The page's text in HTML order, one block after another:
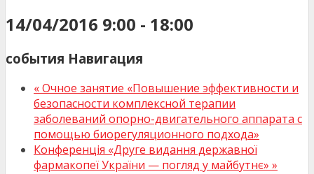
14/04/2016 9:00 - 18:00
события Навигация
«Очное занятие «Повышение эффективности и
безопасности комплексной терапии
заболеваний опорно-двигательного аппарата с
помощью биорегуляционного подхода»
Конференція «Друге видання державної
фармакопеї України — погляд у майбутнє» »